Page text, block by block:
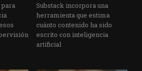
para
Substack incorpora una
herramienta que estima
cuánto contenido ha sido
escrito con inteligencia
artificial